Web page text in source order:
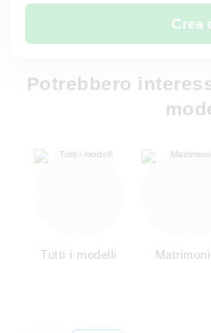
Crea
Potrebbero
Tutti i modelli